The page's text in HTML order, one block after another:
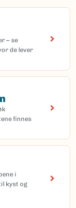
– se
de lever
finnes
i
kyst og